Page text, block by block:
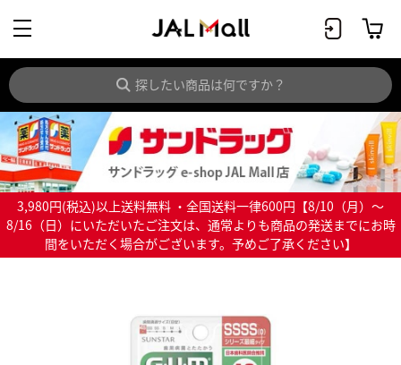
3,980円(税込)以上送料無料 ・全国送料一律600円【8/10（月）～
8/16（日）にいただいたご注文は、通常よりも商品の発送までにお時
間をいただく場合がございます。予めご了承ください】